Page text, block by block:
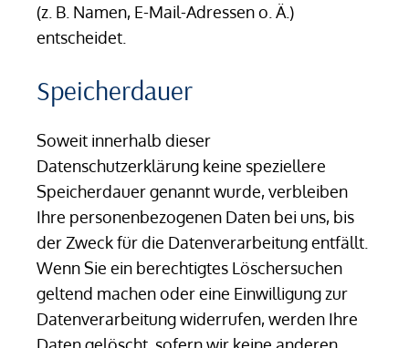
(z. B. Namen, E-Mail-Adressen o. Ä.)
entscheidet.
Speicherdauer
Soweit innerhalb dieser
Datenschutzerklärung keine speziellere
Speicherdauer genannt wurde, verbleiben
Ihre personenbezogenen Daten bei uns, bis
der Zweck für die Datenverarbeitung entfällt.
Wenn Sie ein berechtigtes Löschersuchen
geltend machen oder eine Einwilligung zur
Datenverarbeitung widerrufen, werden Ihre